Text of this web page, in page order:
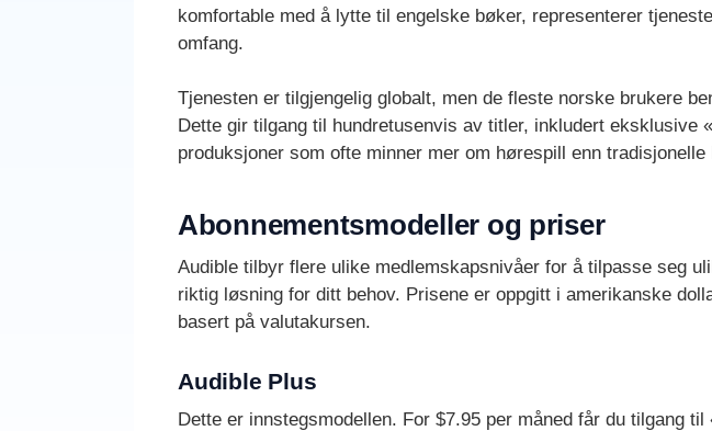
komfortable med å lytte til engelske bøker, representerer
omfang.
Tjenesten er tilgjengelig globalt, men de fleste norske brukere
Dette gir tilgang til hundretusenvis av titler, inkludert
produksjoner som ofte minner mer om hørespill enn
Abonnementsmodeller og priser
Audible tilbyr flere ulike medlemskapsnivåer for å tilpasse seg
riktig løsning for ditt behov. Prisene er oppgitt i amerikanske
basert på valutakursen.
Audible Plus
Dette er innstegsmodellen. For $7.95 per måned får du tilgang